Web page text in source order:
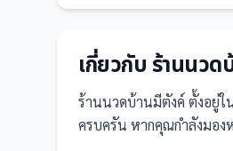
เกี่ยวกับร้านนวด
ร้านนวดบ้านมีตังค์ ตั้งอยู่ใ
ครบครัน หากคุณกำลังมอ